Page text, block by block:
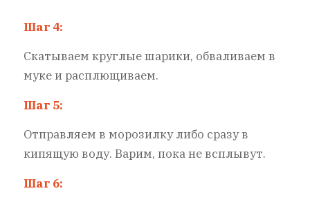
Шаг 4:
Скатываем круглые шарики, обваливаем в
муке и расплющиваем.
Шаг 5:
Отправляем в морозилку либо сразу в
кипящую воду. Варим, пока не всплывут.
Шаг 6: